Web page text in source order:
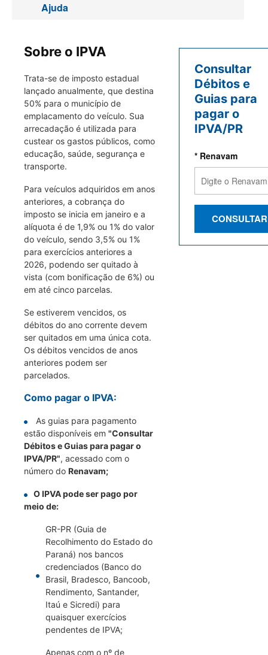
Ajuda
Sobre o IPVA
Trata-se de imposto estadual
lançado anualmente, que destina
50% para o município de
emplacamento do veículo. Sua
arrecadação é utilizada para
custear os gastos públicos, como
educação, saúde, segurança e
transporte.
Para veículos adquiridos em anos
anteriores, a cobrança do
imposto se inicia em janeiro e a
alíquota é de 1,9% ou 1% do valor
do veículo, sendo 3,5% ou 1%
para exercícios anteriores a
2026, podendo ser quitado à
vista (com bonificação de 6%) ou
em até cinco parcelas.
Se estiverem vencidos, os
débitos do ano corrente devem
ser quitados em uma única cota.
Os débitos vencidos de anos
anteriores podem ser
parcelados.
Como pagar o IPVA:
As guias para pagamento
estão disponíveis em "Consultar
Débitos e Guias para pagar o
IPVA/PR", acessado com o
número do Renavam;
O IPVA pode ser pago por
meio de:
GR-PR (Guia de
Recolhimento do Estado do
Paraná) nos bancos
credenciados (Banco do
Brasil, Bradesco, Bancoob,
Rendimento, Santander,
Itaú e Sicredi) para
quaisquer exercícios
pendentes de IPVA;
Apenas com o nº de
Consultar
Débitos e
Guias para
pagar o
IPVA/PR
* Renavam
CONSULTAR